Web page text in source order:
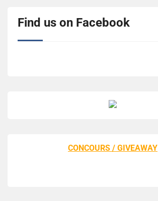
Find us on Facebook
CONCOURS / GIVEAWAY